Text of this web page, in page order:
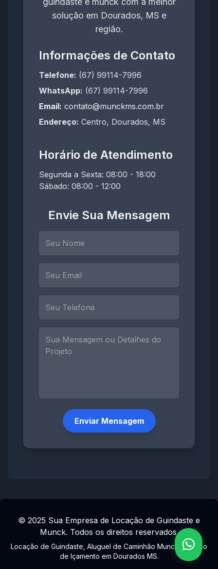
solução em Dourados, MS e
região.
Informações de Contato
Telefone: (67) 99114-7996
WhatsApp: (67) 99114-7996
Email: contato@munckms.com.br
Endereço: Centro, Dourados, MS
Horário de Atendimento
Segunda a Sexta: 08:00 - 18:00
Sábado: 08:00 - 12:00
Envie Sua Mensagem
Enviar Mensagem
© 2025 Sua Empresa de Locação de Guindaste e
Munck. Todos os direitos reservados.
Locação de Guindaste, Aluguel de Caminhão Munck, Serviço
de Içamento em Dourados MS.